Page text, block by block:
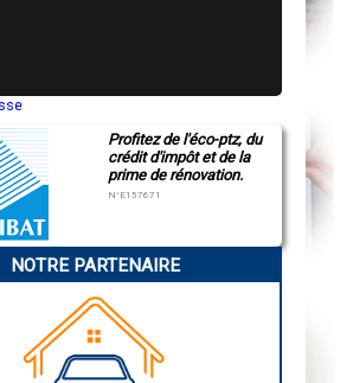
Profitez de l'éco-ptz, du
crédit d'impôt et de la
prime de rénovation.
N°E157671
NOTRE PARTENAIRE